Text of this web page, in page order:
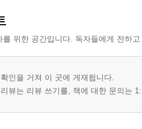
를 위한 공간입니다. 독자들에게 전하
인을 거쳐 이 곳에 게재됩니다.
뷰는 리뷰 쓰기를, 책에 대한 문의는